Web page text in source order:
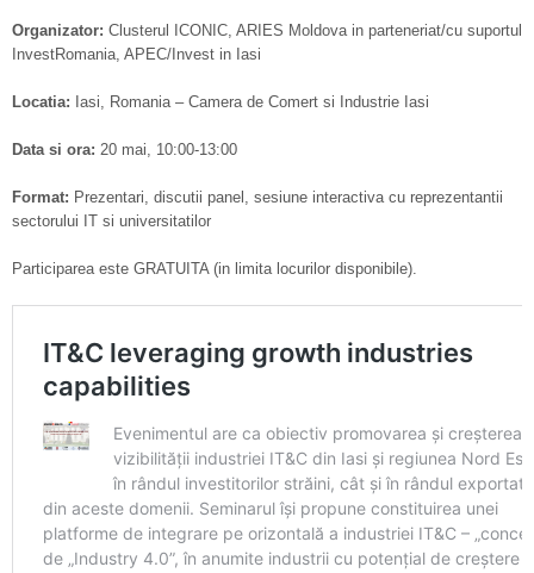
Organizator: Clusterul ICONIC, ARIES Moldova in parteneriat/cu suportul
InvestRomania, APEC/Invest in Iasi
Locatia: Iasi, Romania – Camera de Comert si Industrie Iasi
Data si ora: 20 mai, 10:00-13:00
Format: Prezentari, discutii panel, sesiune interactiva cu reprezentantii
sectorului IT si universitatilor
Participarea este GRATUITA (in limita locurilor disponibile).